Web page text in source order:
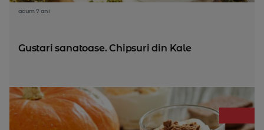
acum 7 ani
Gustari sanatoase. Chipsuri din Kale